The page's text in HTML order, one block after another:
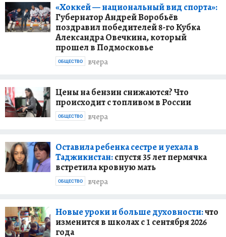
«Хоккей — национальный вид спорта»:
Губернатор Андрей Воробьёв
поздравил победителей 8-го Кубка
Александра Овечкина, который
прошел в Подмосковье
вчера
ОБЩЕСТВО
Цены на бензин снижаются? Что
происходит с топливом в России
вчера
ОБЩЕСТВО
Оставила ребенка сестре и уехала в
Таджикистан:спустя 35 лет пермячка
встретила кровную мать
вчера
ОБЩЕСТВО
Новые уроки и больше духовности:что
изменится в школах с 1 сентября 2026
года